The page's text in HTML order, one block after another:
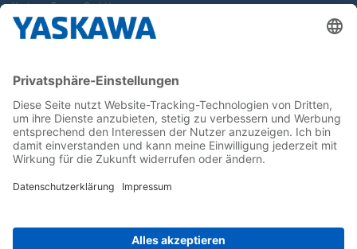
Yaskawa Europe GmbH
Karriere
Newsletter
Follow us on...